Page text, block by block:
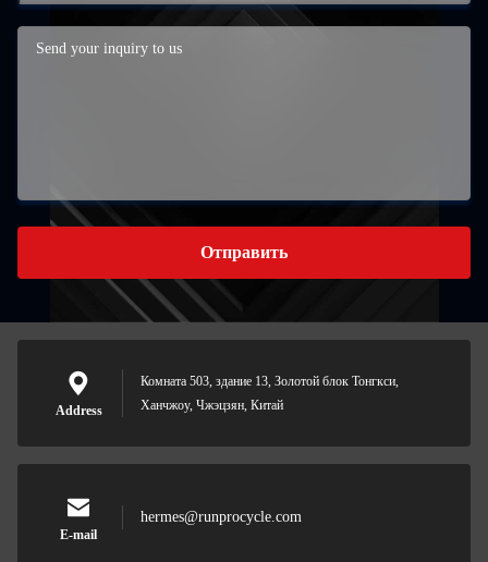
Отправить
Address
Комната 503, здание 13, Золотой блок Тонгкси,
Ханчжоу, Чжэцзян, Китай
E-mail
hermes@runprocycle.com